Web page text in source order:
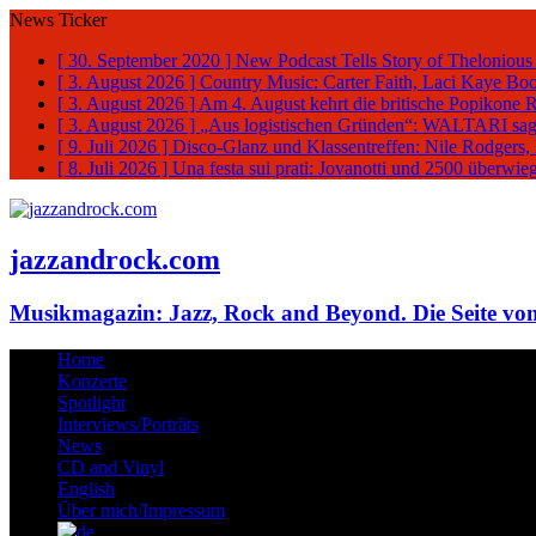
News Ticker
[ 30. September 2020 ] New Podcast Tells Story of
[ 3. August 2026 ] Country Music: Carter Faith, Laci Kaye
[ 3. August 2026 ] Am 4. August kehrt die britische Popikone
[ 3. August 2026 ] „Aus logistischen Gründen“: WALTARI
[ 9. Juli 2026 ] Disco-Glanz und Klassentreffen: Nile
[ 8. Juli 2026 ] Una festa sui prati: Jovanotti und 2500
jazzandrock.com
Musikmagazin: Jazz, Rock and Beyond. Die Seite
Home
Konzerte
Spotlight
Interviews/Porträts
News
CD and Vinyl
English
Über mich/Impressum